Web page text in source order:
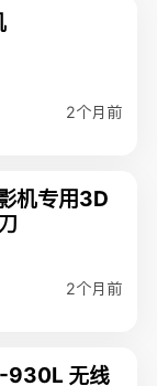
2个月前
机专用3D
2个月前